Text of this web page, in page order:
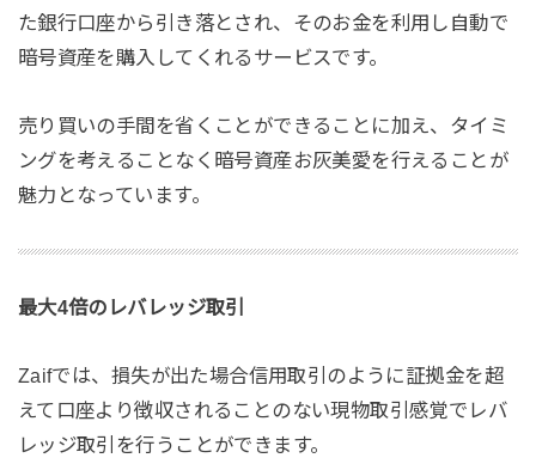
た銀行口座から引き落とされ、そのお金を利用し自動で
暗号資産を購入してくれるサービスです。
売り買いの手間を省くことができることに加え、タイミ
ングを考えることなく暗号資産お灰美愛を行えることが
魅力となっています。
最大4倍のレバレッジ取引
Zaifでは、損失が出た場合信用取引のように証拠金を超
えて口座より徴収されることのない現物取引感覚でレバ
レッジ取引を行うことができます。